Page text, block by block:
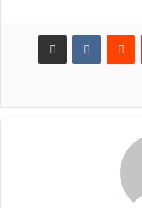
بينتيريست مشاركة عبر البريد